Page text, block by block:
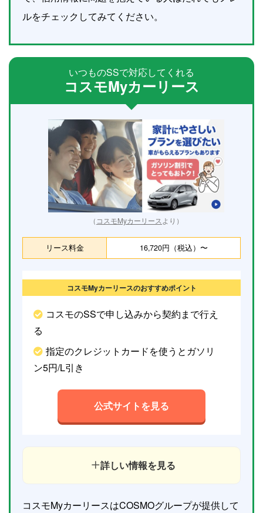
ルをチェックしてみてください。
いつものSSで対応してくれる
コスモMyカーリース
（ コスモMyカーリース より）
リース料金 16,720円（税込）〜
コスモMyカーリースのおすすめポイント
コスモのSSで申し込みから契約まで行え
る
指定のクレジットカードを使うとガソリ
ン5円/L引き
公式サイトを見る
詳しい情報を見る
コスモMyカーリースはCOSMOグループが提供して